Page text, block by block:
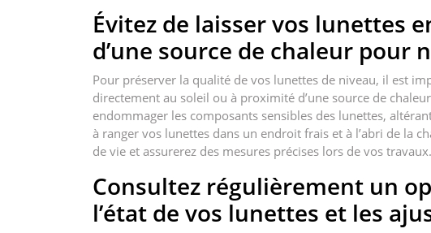
Évitez de laisser vos lunettes
d’une source de chaleur pour
Pour préserver la qualité de vos lunettes de niveau, il est
directement au soleil ou à proximité d’une source de
endommager les composants sensibles des lunettes,
à ranger vos lunettes dans un endroit frais et à l’abri de la
de vie et assurerez des mesures précises lors de vos travaux.
Consultez régulièrement un
l’état de vos lunettes et les